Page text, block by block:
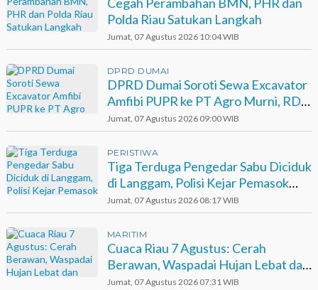
Polda Riau Satukan Langkah
Jumat, 07 Agustus 2026 10:04 WIB
DPRD DUMAI
DPRD Dumai Soroti Sewa Excavator
Amfibi PUPR ke PT Agro Murni, RDP
Jadi Opsi
Jumat, 07 Agustus 2026 09:00 WIB
PERISTIWA
Tiga Terduga Pengedar Sabu Diciduk
di Langgam, Polisi Kejar Pemasok
Berinisial GA
Jumat, 07 Agustus 2026 08:17 WIB
MARITIM
Cuaca Riau 7 Agustus: Cerah
Berawan, Waspadai Hujan Lebat dan
Petir
Jumat, 07 Agustus 2026 07:31 WIB